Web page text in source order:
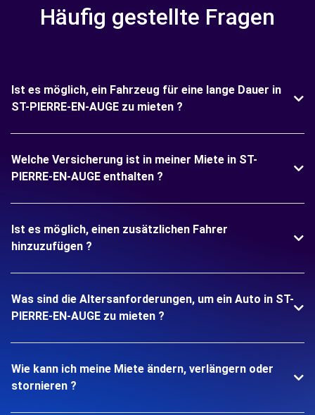
Häufig gestellte Fragen
Ist es möglich, ein Fahrzeug für eine lange Dauer in
ST-PIERRE-EN-AUGE zu mieten ?
Welche Versicherung ist in meiner Miete in ST-
PIERRE-EN-AUGE enthalten ?
Ist es möglich, einen zusätzlichen Fahrer
hinzuzufügen ?
Was sind die Altersanforderungen, um ein Auto in ST-
PIERRE-EN-AUGE zu mieten ?
Wie kann ich meine Miete ändern, verlängern oder
stornieren ?